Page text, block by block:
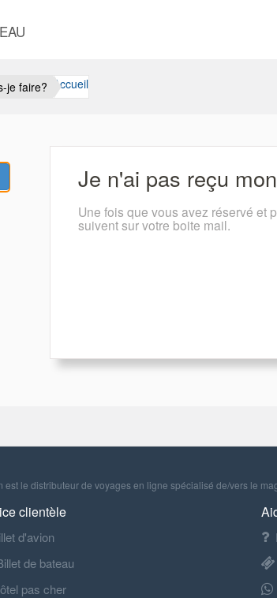
Accueil
je faire?
Je n'ai pas reçu
Une fois que vous avez réservé et
suivent sur votre boite mail.
est le distributeur de voyages en ligne spécialisé de/vers le
clientèle
d'avion
de bateau
pas cher